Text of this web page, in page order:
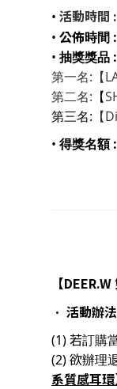
• 活動時間 :
• 公佈時間 :
• 抽獎獎品 :
第一名:【
第二名: 【
第三名: 【
• 得獎名額 :
【
• 活動辦
(1) 若訂購
(2) 欲辦理
系質感耳環